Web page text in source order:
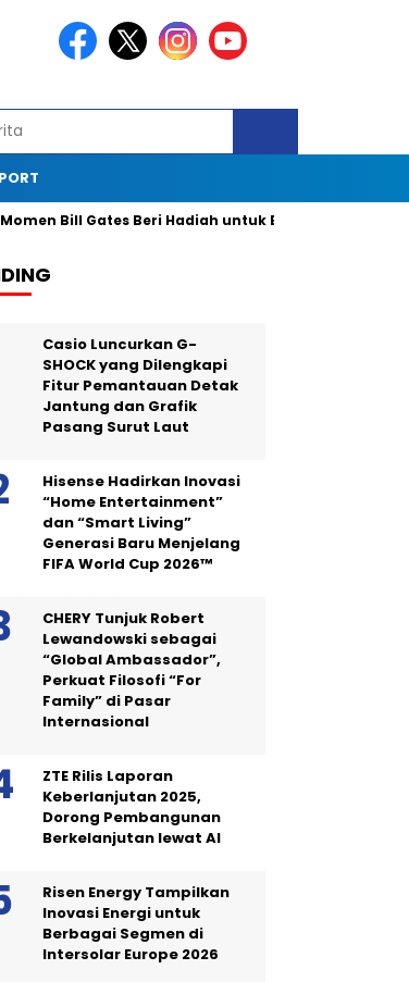
Bill Gates Beri Hadiah untuk Bobby Kertanegara
Casio Luncurkan G-
SHOCK yang Dilengkapi
Fitur Pemantauan Detak
Jantung dan Grafik
Pasang Surut Laut
Hisense Hadirkan Inovasi
“Home Entertainment”
dan “Smart Living”
Generasi Baru Menjelang
FIFA World Cup 2026™
CHERY Tunjuk Robert
Lewandowski sebagai
“Global Ambassador”,
Perkuat Filosofi “For
Family” di Pasar
Internasional
ZTE Rilis Laporan
Keberlanjutan 2025,
Dorong Pembangunan
Berkelanjutan lewat AI
Risen Energy Tampilkan
Inovasi Energi untuk
Berbagai Segmen di
Intersolar Europe 2026